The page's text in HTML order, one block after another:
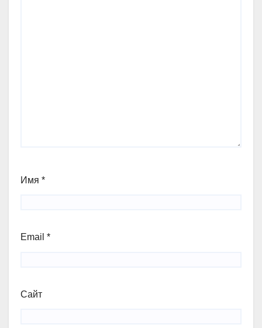
Имя *
Email *
Сайт